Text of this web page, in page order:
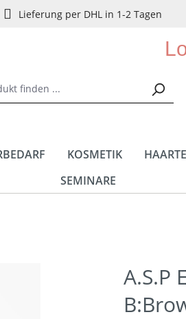
Lieferung per DHL in 1-2 Tagen
KOSMETIK
SEMINARE
A.S.P